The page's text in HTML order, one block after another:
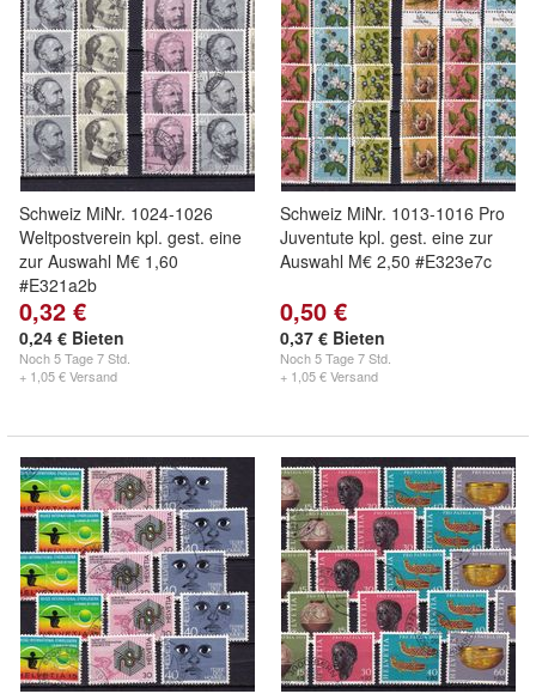
Schweiz MiNr. 1024-1026
Weltpostverein kpl. gest. eine
zur Auswahl M€ 1,60
#E321a2b
0,32 €
0,24 € Bieten
Noch5 Tage 7 Std.
+ 1,05 € Versand
Schweiz MiNr. 1013-1016 Pro
Juventute kpl. gest. eine zur
Auswahl M€ 2,50 #E323e7c
0,50 €
0,37 € Bieten
Noch5 Tage 7 Std.
+ 1,05 € Versand